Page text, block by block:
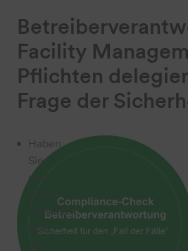
Facility
Pflichten
Frage der
Haben
Sie
den
Überblick
über